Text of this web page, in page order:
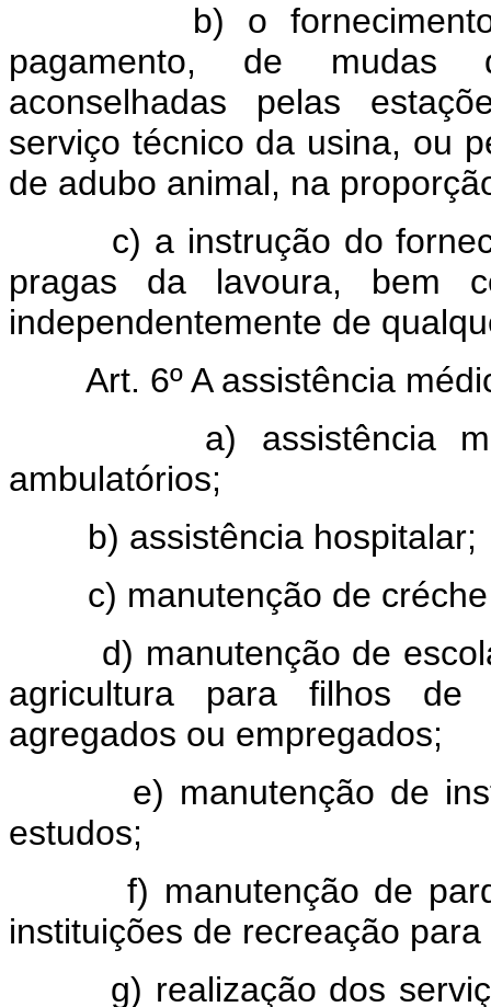
b) o fornecimento,
pagamento, de mudas
aconselhadas pelas
serviço técnico da usina, ou
de adubo animal, na
c) a instrução do
pragas da lavoura, bem
independentemente de
Art. 6º A assistência
a) assistência
ambulatórios;
b) assistência hospitalar;
c) manutenção de créche
d) manutenção de
agricultura para filhos de
agregados ou empregados;
e) manutenção de
estudos;
f) manutenção de
instituições de recreação
g) realização dos